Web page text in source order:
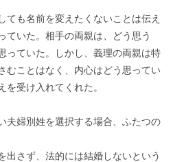
ても名前を変えたくないことは伝え
ていた。相手の両親は、どう思う
っていた。しかし、義理の両親は特
むことはなく、内心はどう思ってい
を受け入れてくれた。
夫婦別姓を選択する場合、ふたつの
出さず、法的には結婚しないという